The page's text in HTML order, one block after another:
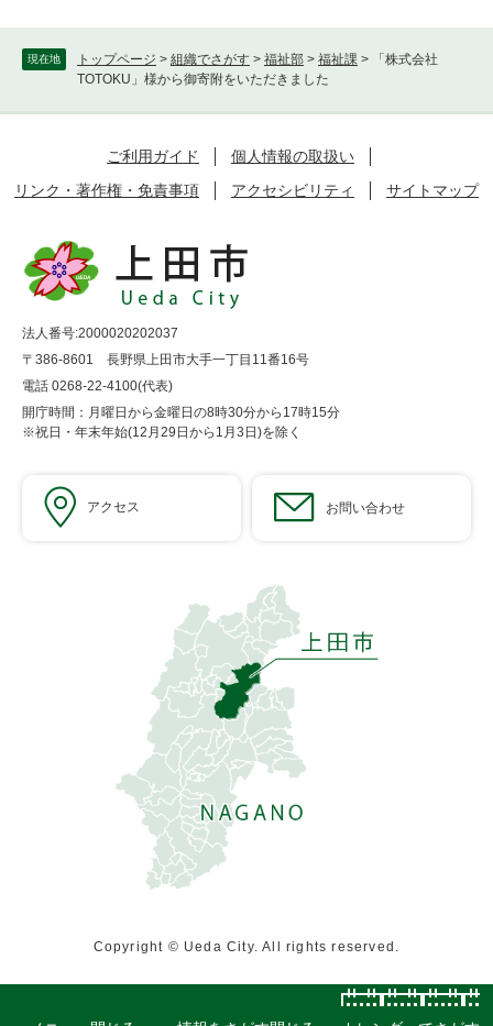
現在地 トップページ > 組織でさがす > 福祉部 > 福祉課 >
「株式会社
TOTOKU」様から御寄附をいただきました
ご利用ガイド
個人情報の取扱い
リンク・著作権・免責事項
アクセシビリティ サイトマップ
法人番号:2000020202037
〒386-8601 長野県上田市大手一丁目11番16号
電話 0268-22-4100(代表)
開庁時間：月曜日から金曜日の8時30分から17時15分
※祝日・年末年始(12月29日から1月3日)を除く
アクセス お問い合わせ
Copyright © Ueda City. All rights reserved.